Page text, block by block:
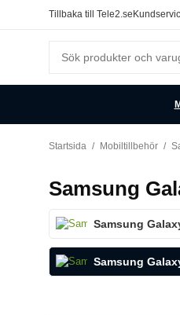
Tillbaka till Tele2.se
Startsida / Mobiltillbehör /
Samsung
Samsung
Samsung